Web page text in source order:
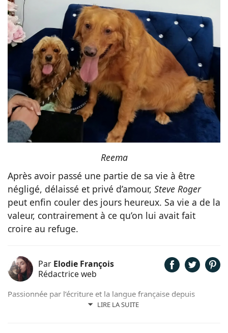
Reema
Après avoir passé une partie de sa vie à être
négligé, délaissé et privé d’amour, Steve Roger
peut enfin couler des jours heureux. Sa vie a de la
valeur, contrairement à ce qu’on lui avait fait
croire au refuge.
Par Elodie François
Rédactrice web
LIRE LA SUITE
Passionnée par l’écriture et la langue française depuis
toujours, j’aime jouer avec les mots et les faire vivre.